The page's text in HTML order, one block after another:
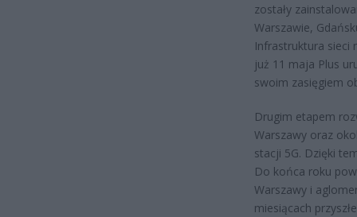
zostały
Warszawie,
Infrastruktura sieci
już 11 maja Plus
swoim zasięgiem
Drugim etapem
Warszawy oraz
stacji 5G. Dzięki
Do końca roku
Warszawy i
miesiącach